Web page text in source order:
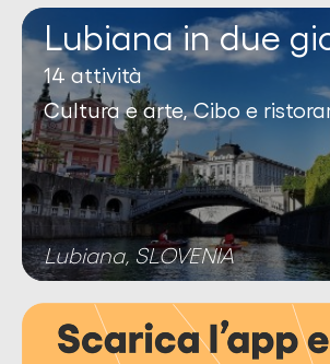
Lubiana in due
14 attività
Cultura e arte, Cibo e
Lubiana, SLOVENIA